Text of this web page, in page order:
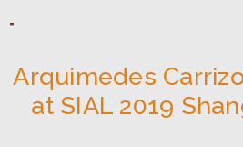
Arquimedes
at SIAL 2019